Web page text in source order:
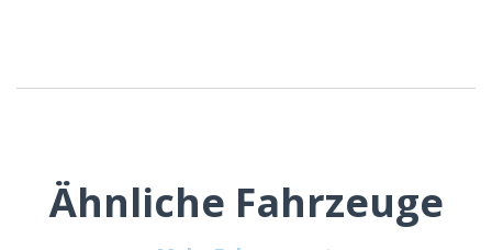
Ähnliche Fahrzeuge